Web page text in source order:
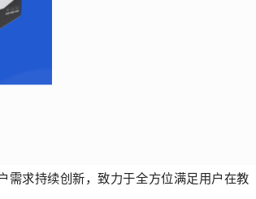
需求持续创新，致力于全方位满足用户在教